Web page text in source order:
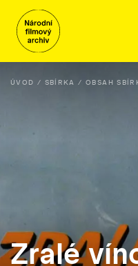
ÚVOD SBÍRKA OBSAH
Zralé